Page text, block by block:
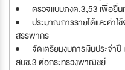
ประเทศไทย ที่เพรียบพร้อมไปด้วย
ถึงบุคลากรทางการแพทย์ที่มีความ
การรักษาและให้คำแนะนำเพื่อการ
แคร์ ยังมีสถานที่ตั้งอยู่ใจกลางเมือ
รถไฟฟ้า บีทีเอส สถานีพร้อมพงษ์
ตรวจแบบภงด.3,53 เพื่อยื่
ประมาณการรายได้และค่า
สรรพากร
จัดเตรียมงบการเงินประจ
สบช.3 ต่อกระทรวงพาณิชย์